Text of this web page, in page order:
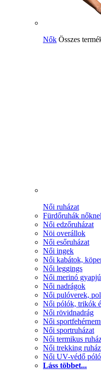
Nők Összes
Női ruházat
Fürdőruhák
Női edzőruházat
Nöi overállok
Női esőruházat
Női ingek
Női kabátok,
Női leggings
Női merinó
Női nadrágok
Női pulóverek,
Női pólók, trikók
Női rövidnadrág
Női
Női sportruházat
Női termikus
Női trekking
Női UV-védő
Láss többet...